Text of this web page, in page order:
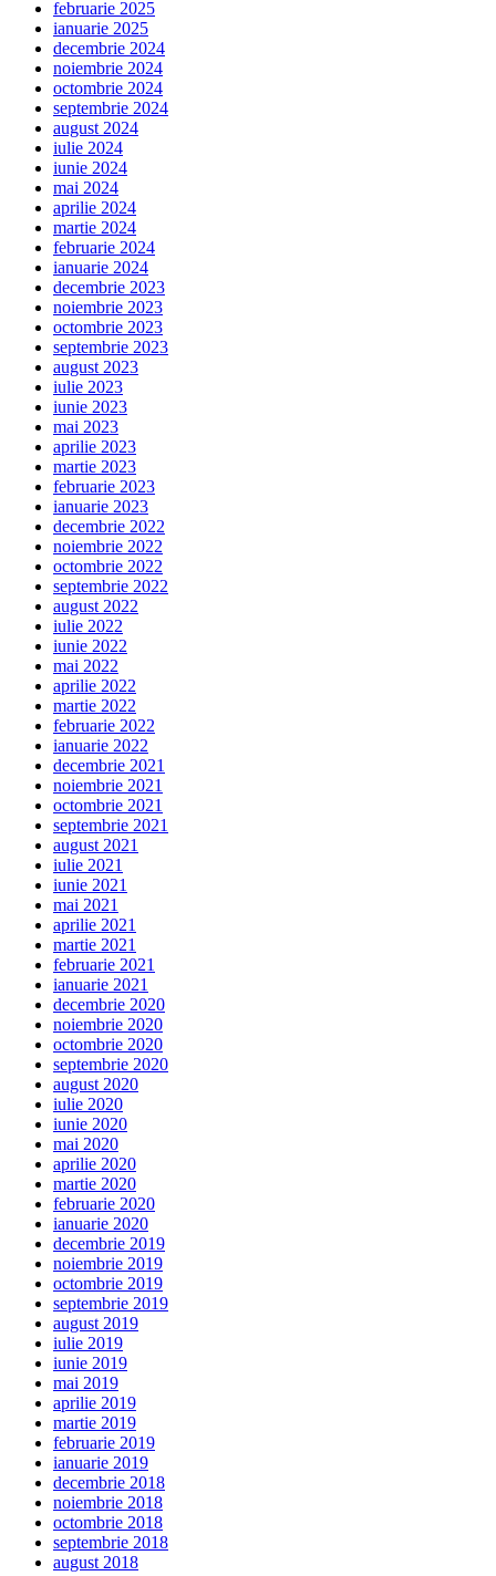
februarie 2025
ianuarie 2025
decembrie 2024
noiembrie 2024
octombrie 2024
septembrie 2024
august 2024
iulie 2024
iunie 2024
mai 2024
aprilie 2024
martie 2024
februarie 2024
ianuarie 2024
decembrie 2023
noiembrie 2023
octombrie 2023
septembrie 2023
august 2023
iulie 2023
iunie 2023
mai 2023
aprilie 2023
martie 2023
februarie 2023
ianuarie 2023
decembrie 2022
noiembrie 2022
octombrie 2022
septembrie 2022
august 2022
iulie 2022
iunie 2022
mai 2022
aprilie 2022
martie 2022
februarie 2022
ianuarie 2022
decembrie 2021
noiembrie 2021
octombrie 2021
septembrie 2021
august 2021
iulie 2021
iunie 2021
mai 2021
aprilie 2021
martie 2021
februarie 2021
ianuarie 2021
decembrie 2020
noiembrie 2020
octombrie 2020
septembrie 2020
august 2020
iulie 2020
iunie 2020
mai 2020
aprilie 2020
martie 2020
februarie 2020
ianuarie 2020
decembrie 2019
noiembrie 2019
octombrie 2019
septembrie 2019
august 2019
iulie 2019
iunie 2019
mai 2019
aprilie 2019
martie 2019
februarie 2019
ianuarie 2019
decembrie 2018
noiembrie 2018
octombrie 2018
septembrie 2018
august 2018